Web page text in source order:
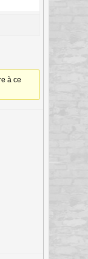
à ce